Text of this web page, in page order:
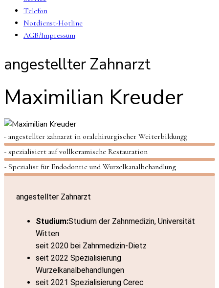
Telefon
Notdienst-Hotline
AGB/Impressum
angestellter Zahnarzt
Maximilian Kreuder
- angestellter zahnarzt in oralchirurgischer Weiterbildungg
- spezialisiert auf vollkeramische Restauration
- Spezialist für Endodontie und Wurzelkanalbehandlung
angestellter Zahnarzt
Studium:Studium der Zahnmedizin, Universität
Witten
seit 2020 bei Zahnmedizin-Dietz
seit 2022 Spezialisierung
Wurzelkanalbehandlungen
seit 2021 Spezialisierung Cerec